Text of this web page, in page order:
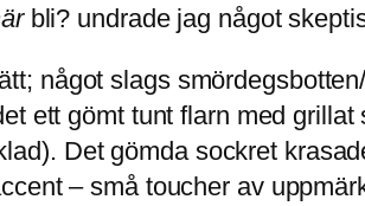
bli? undrade jag något
något slags
ett gömt tunt flarn med grillat
Det gömda sockret
– små toucher av